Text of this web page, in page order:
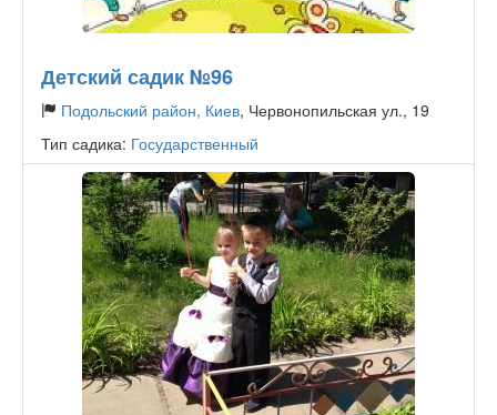
Детский садик №96
Подольский район, Киев, Червонопильская ул., 19
Тип садика: Государственный